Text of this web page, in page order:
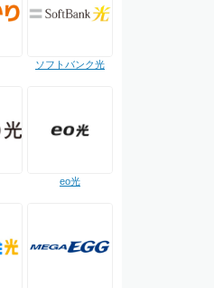
ソフトバンク光
eo光